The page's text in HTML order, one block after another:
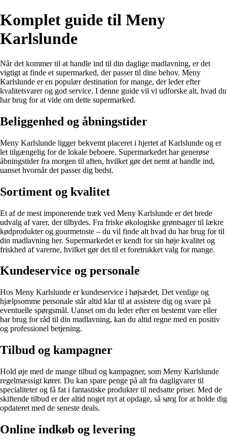
Komplet guide til Meny
Karlslunde
Når det kommer til at handle ind til din daglige madlavning, er det
vigtigt at finde et supermarked, der passer til dine behov. Meny
Karlslunde er en populær destination for mange, der leder efter
kvalitetsvarer og god service. I denne guide vil vi udforske alt, hvad du
har brug for at vide om dette supermarked.
Beliggenhed og åbningstider
Meny Karlslunde ligger bekvemt placeret i hjertet af Karlslunde og er
let tilgængelig for de lokale beboere. Supermarkedet har generøse
åbningstider fra morgen til aften, hvilket gør det nemt at handle ind,
uanset hvornår det passer dig bedst.
Sortiment og kvalitet
Et af de mest imponerende træk ved Meny Karlslunde er det brede
udvalg af varer, der tilbydes. Fra friske økologiske grøntsager til lækre
kødprodukter og gourmetoste – du vil finde alt hvad du har brug for til
din madlavning her. Supermarkedet er kendt for sin høje kvalitet og
friskhed af varerne, hvilket gør det til et foretrukket valg for mange.
Kundeservice og personale
Hos Meny Karlslunde er kundeservice i højsædet. Det venlige og
hjælpsomme personale står altid klar til at assistere dig og svare på
eventuelle spørgsmål. Uanset om du leder efter en bestemt vare eller
har brug for råd til din madlavning, kan du altid regne med en positiv
og professionel betjening.
Tilbud og kampagner
Hold øje med de mange tilbud og kampagner, som Meny Karlslunde
regelmæssigt kører. Du kan spare penge på alt fra dagligvarer til
specialiteter og få fat i fantastiske produkter til nedsatte priser. Med de
skiftende tilbud er der altid noget nyt at opdage, så sørg for at holde dig
opdateret med de seneste deals.
Online indkøb og levering